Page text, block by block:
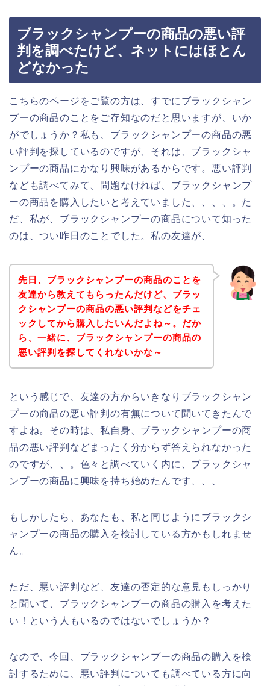
ブラックシャンプーの商品の悪い評
判を調べたけど、ネットにはほとん
どなかった
こちらのページをご覧の方は、すでにブラックシャン
プーの商品のことをご存知なのだと思いますが、いか
がでしょうか？私も、ブラックシャンプーの商品の悪
い評判を探しているのですが、それは、ブラックシャ
ンプーの商品にかなり興味があるからです。悪い評判
なども調べてみて、問題なければ、ブラックシャンプ
ーの商品を購入したいと考えていました、、、、。た
だ、私が、ブラックシャンプーの商品について知った
のは、つい昨日のことでした。私の友達が、
先日、ブラックシャンプーの商品のことを
友達から教えてもらったんだけど、ブラッ
クシャンプーの商品の悪い評判などをチェ
ックしてから購入したいんだよね～。だか
ら、一緒に、ブラックシャンプーの商品の
悪い評判を探してくれないかな～
という感じで、友達の方からいきなりブラックシャン
プーの商品の悪い評判の有無について聞いてきたんで
すよね。その時は、私自身、ブラックシャンプーの商
品の悪い評判などまったく分からず答えられなかった
のですが、、。色々と調べていく内に、ブラックシャ
ンプーの商品に興味を持ち始めたんです、、、
もしかしたら、あなたも、私と同じようにブラックシ
ャンプーの商品の購入を検討している方かもしれませ
ん。
ただ、悪い評判など、友達の否定的な意見もしっかり
と聞いて、ブラックシャンプーの商品の購入を考えた
い！という人もいるのではないでしょうか？
なので、今回、ブラックシャンプーの商品の購入を検
討するために、悪い評判についても調べている方に向